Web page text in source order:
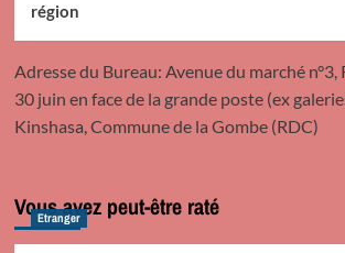
région
Adresse du Bureau: Avenue du marché n°3,
30 juin en face de la grande poste (ex
Kinshasa, Commune de la Gombe (RDC)
Vous avez peut-être raté
Etranger